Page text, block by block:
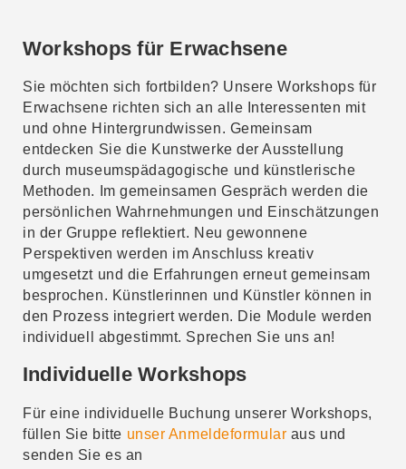
Workshops für Erwachsene
Sie möchten sich fortbilden? Unsere Workshops für
Erwachsene richten sich an alle Interessenten mit
und ohne Hintergrundwissen. Gemeinsam
entdecken Sie die Kunstwerke der Ausstellung
durch museumspädagogische und künstlerische
Methoden. Im gemeinsamen Gespräch werden die
persönlichen Wahrnehmungen und Einschätzungen
in der Gruppe reflektiert. Neu gewonnene
Perspektiven werden im Anschluss kreativ
umgesetzt und die Erfahrungen erneut gemeinsam
besprochen. Künstlerinnen und Künstler können in
den Prozess integriert werden. Die Module werden
individuell abgestimmt. Sprechen Sie uns an!
Individuelle Workshops
Für eine individuelle Buchung unserer Workshops,
füllen Sie bitte unser Anmeldeformular aus und
senden Sie es an